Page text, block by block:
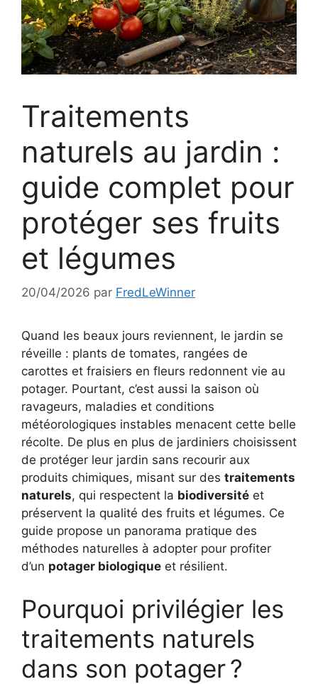
Traitements
naturels au jardin :
guide complet pour
protéger ses fruits
et légumes
20/04/2026 par FredLeWinner
Quand les beaux jours reviennent, le jardin se
réveille : plants de tomates, rangées de
carottes et fraisiers en fleurs redonnent vie au
potager. Pourtant, c’est aussi la saison où
ravageurs, maladies et conditions
météorologiques instables menacent cette belle
récolte. De plus en plus de jardiniers choisissent
de protéger leur jardin sans recourir aux
produits chimiques, misant sur des traitements
naturels, qui respectent la biodiversité et
préservent la qualité des fruits et légumes. Ce
guide propose un panorama pratique des
méthodes naturelles à adopter pour profiter
d’un potager biologique et résilient.
Pourquoi privilégier les
traitements naturels
dans son potager ?